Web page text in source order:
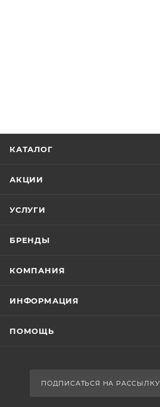
КАТАЛОГ
АКЦИИ
УСЛУГИ
БРЕНДЫ
КОМПАНИЯ
ИНФОРМАЦИЯ
ПОМОЩЬ
ПОДПИСАТЬСЯ НА РАССЫЛКУ